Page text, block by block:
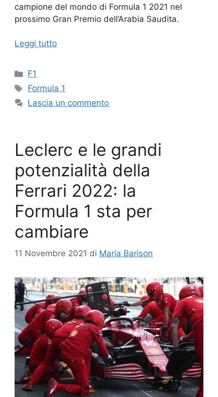
campione del mondo di Formula 1 2021 nel
prossimo Gran Premio dell’Arabia Saudita.
Leggi tutto
Categorie
F1
Tag
Formula 1
Lascia un commento
Leclerc e le grandi
potenzialità della
Ferrari 2022: la
Formula 1 sta per
cambiare
11 Novembre 2021 di Maria Barison